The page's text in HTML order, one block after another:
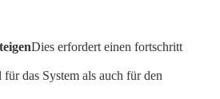
Dies erfordert einen fortschritt
das System als auch für den